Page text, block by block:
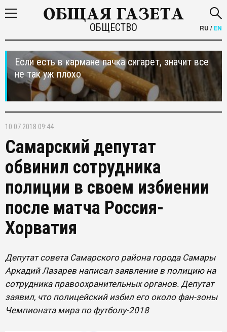
ОБЩЕСТВО RU /EN
Если есть в кармане пачка сигарет, значит все
не так уж плохо
10.07.2018 09:44
Самарский депутат
обвинил сотрудника
полиции в своем избиении
после матча Россия-
Хорватия
Депутат совета Самарского района города Самары
Аркадий Лазарев написал заявление в полицию на
сотрудника правоохранительных органов. Депутат
заявил, что полицейский избил его около фан-зоны
Чемпионата мира по футболу-2018